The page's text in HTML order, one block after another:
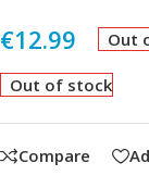
€12.99 Out
Out of stock
Compare